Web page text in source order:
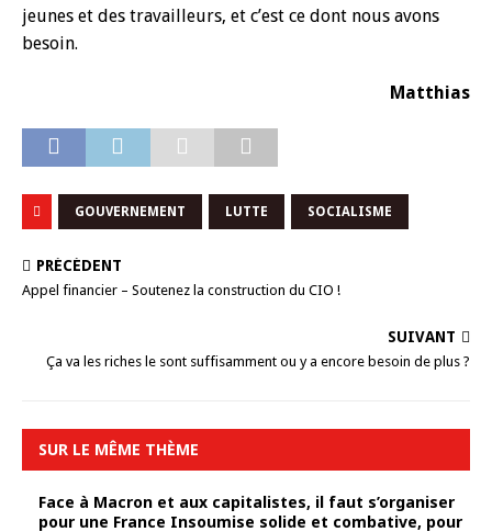
jeunes et des travailleurs, et c’est ce dont nous avons
besoin.
Matthias
GOUVERNEMENT LUTTE SOCIALISME
PRÉCÉDENT
Appel financier – Soutenez la construction du CIO !
SUIVANT
Ça va les riches le sont suffisamment ou y a encore besoin de plus ?
SUR LE MÊME THÈME
Face à Macron et aux capitalistes, il faut s’organiser
pour une France Insoumise solide et combative, pour